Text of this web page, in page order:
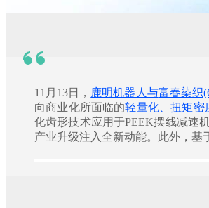
11月13日， 鹿明机器人与富春染织
向商业化所面临的轻量化、扭矩密
化齿形技术应用于PEEK摆线减速
产业升级注入全新动能。 此外，基